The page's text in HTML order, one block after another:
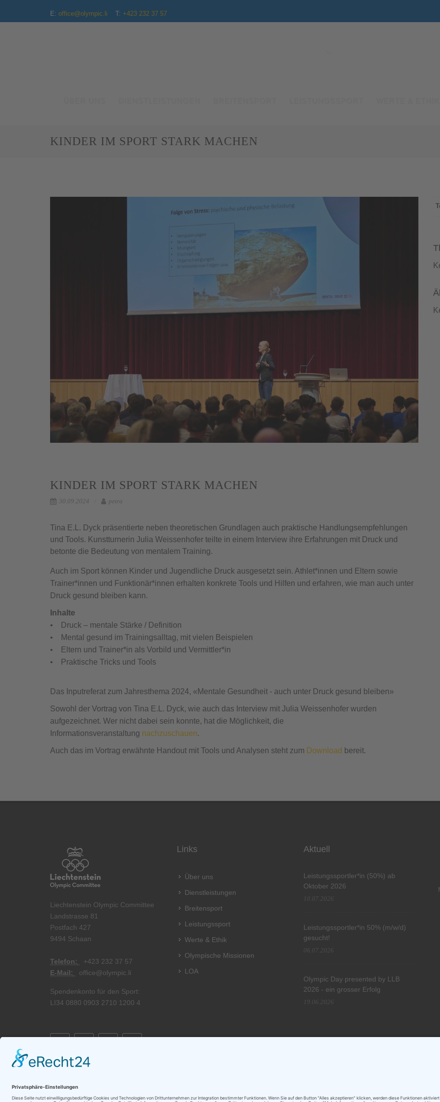
E: office@olympic.li T: +423 232 37 57
KINDER IM SPORT STARK MACHEN
KINDER IM SPORT STARK MACHEN
30.09.2024 petra
Tina E.L. Dyck präsentierte neben theoretischen Grundlagen auch praktische Handlungsempfehlungen
und Tools. Kunstturnerin Julia Weissenhofer teilte in einem Interview ihre Erfahrungen mit Druck und
betonte die Bedeutung von mentalem Training.
Auch im Sport können Kinder und Jugendliche Druck ausgesetzt sein. Athlet*innen und Eltern sowie
Trainer*innen und Funktionär*innen erhalten konkrete Tools und Hilfen und erfahren, wie man auch unter
Druck gesund bleiben kann.
Inhalte
• Druck – mentale Stärke / Definition
• Mental gesund im Trainingsalltag, mit vielen Beispielen
• Eltern und Trainer*in als Vorbild und Vermittler*in
• Praktische Tricks und Tools
Das Inputreferat zum Jahresthema 2024, «Mentale Gesundheit - auch unter Druck gesund bleiben»
Sowohl der Vortrag von Tina E.L. Dyck, wie auch das Interview mit Julia Weissenhofer wurden
aufgezeichnet. Wer nicht dabei sein konnte, hat die Möglichkeit, die
Informationsveranstaltung nachzuschauen.
Auch das im Vortrag erwähnte Handout mit Tools und Analysen steht zum Download bereit.
Liechtenstein Olympic Committee
Landstrasse 81
Postfach 427
9494 Schaan
Telefon: +423 232 37 57
E-Mail:
office@olympic.li
Spendenkonto für den Sport:
LI34 0880 0903 2710 1200 4
Links
Über uns
Dienstleistungen
Breitensport
Leistungssport
Werte & Ethik
Olympische Missionen
LOA
Aktuell
Leistungssportler*in (50%) ab
Oktober 2026
10.07.2026
Leistungssportler*in 50% (m/w/d)
gesucht!
06.07.2026
Olympic Day presented by LLB
2026 - ein grosser Erfolg
19.06.2026